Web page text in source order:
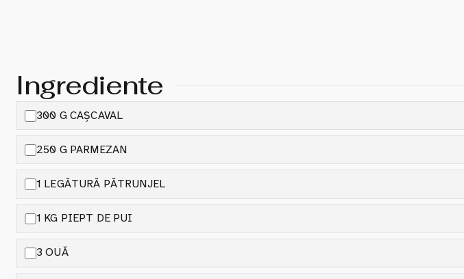
Ingrediente
300 G CAȘCAVAL
250 G PARMEZAN
1 LEGĂTURĂ PĂTRUNJEL
1 KG PIEPT DE PUI
3 OUĂ